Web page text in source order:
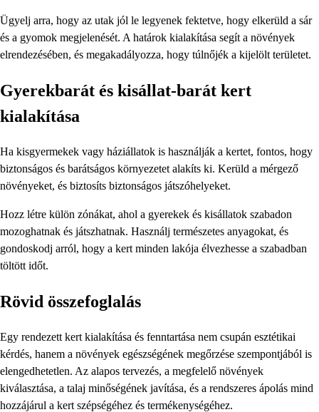
Ügyelj arra, hogy az utak jól le legyenek fektetve, hogy elkerüld a sár
és a gyomok megjelenését. A határok kialakítása segít a növények
elrendezésében, és megakadályozza, hogy túlnőjék a kijelölt területet.
Gyerekbarát és kisállat-barát kert
kialakítása
Ha kisgyermekek vagy háziállatok is használják a kertet, fontos, hogy
biztonságos és barátságos környezetet alakíts ki. Kerüld a mérgező
növényeket, és biztosíts biztonságos játszóhelyeket.
Hozz létre külön zónákat, ahol a gyerekek és kisállatok szabadon
mozoghatnak és játszhatnak. Használj természetes anyagokat, és
gondoskodj arról, hogy a kert minden lakója élvezhesse a szabadban
töltött időt.
Rövid összefoglalás
Egy rendezett kert kialakítása és fenntartása nem csupán esztétikai
kérdés, hanem a növények egészségének megőrzése szempontjából is
elengedhetetlen. Az alapos tervezés, a megfelelő növények
kiválasztása, a talaj minőségének javítása, és a rendszeres ápolás mind
hozzájárul a kert szépségéhez és termékenységéhez.